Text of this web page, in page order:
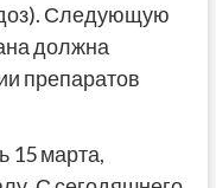
Следующую
должна
препаратов
15 марта,